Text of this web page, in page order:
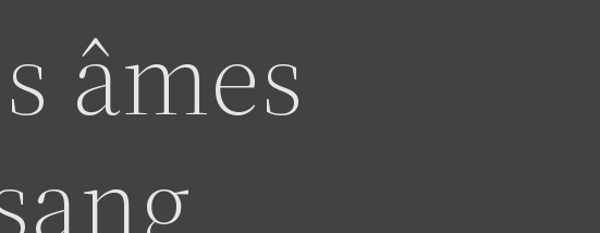
âmes